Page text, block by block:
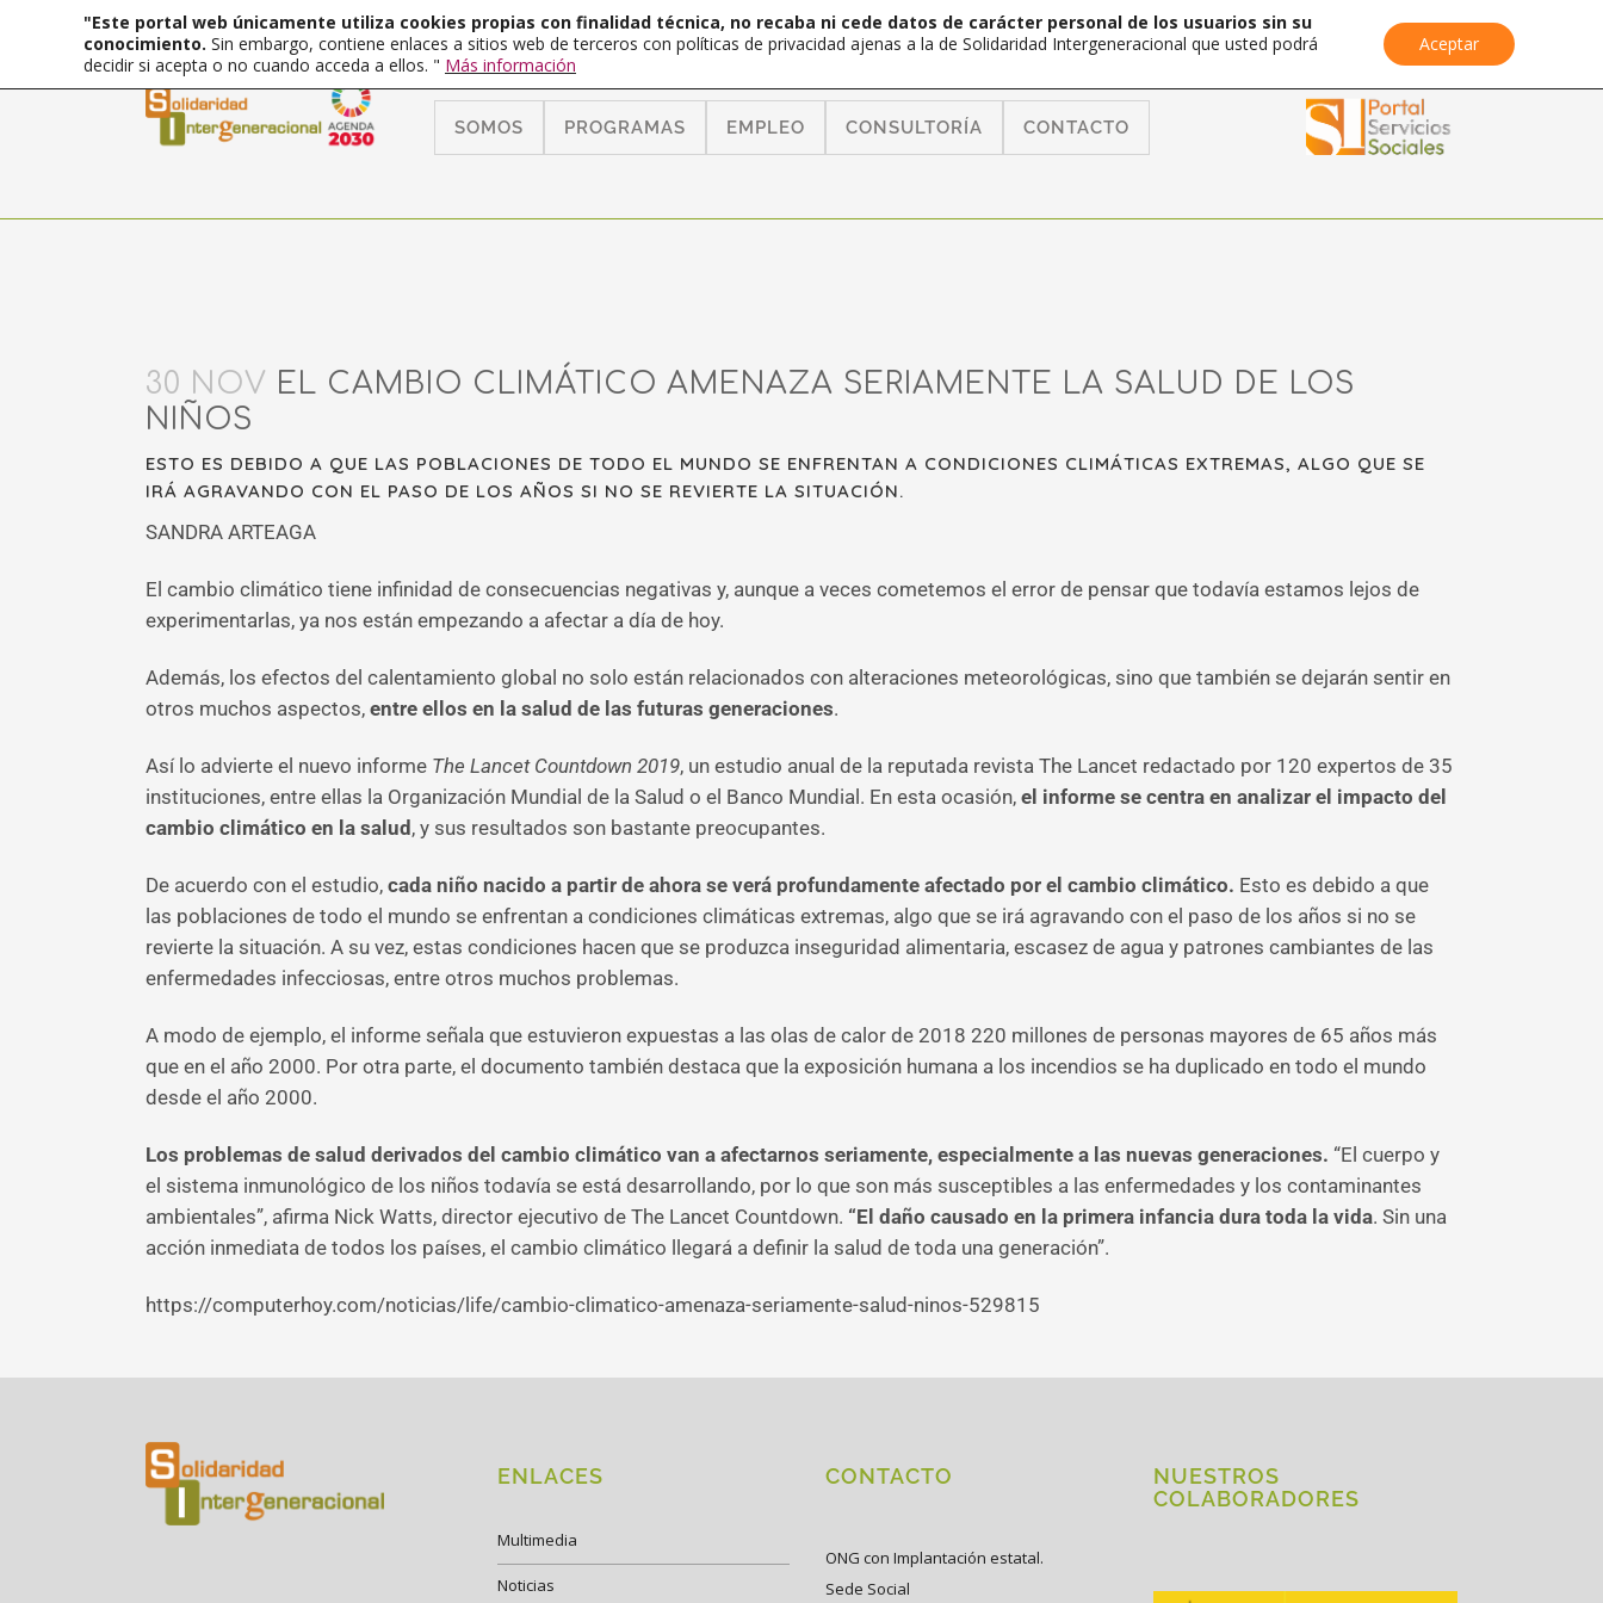
SOMOS PROGRAMAS EMPLEO CONSULTORÍA CONTACTO
30 NOV EL CAMBIO CLIMÁTICO AMENAZA SERIAMENTE LA SALUD DE LOS
NIÑOS
ESTO ES DEBIDO A QUE LAS POBLACIONES DE TODO EL MUNDO SE ENFRENTAN A CONDICIONES CLIMÁTICAS EXTREMAS, ALGO QUE SE
IRÁ AGRAVANDO CON EL PASO DE LOS AÑOS SI NO SE REVIERTE LA SITUACIÓN.
SANDRA ARTEAGA
El cambio climático tiene infinidad de consecuencias negativas y, aunque a veces cometemos el error de pensar que todavía estamos lejos de
experimentarlas, ya nos están empezando a afectar a día de hoy.
Además, los efectos del calentamiento global no solo están relacionados con alteraciones meteorológicas, sino que también se dejarán sentir en
otros muchos aspectos, entre ellos en la salud de las futuras generaciones.
Así lo advierte el nuevo informe The Lancet Countdown 2019, un estudio anual de la reputada revista The Lancet redactado por 120 expertos de 35
instituciones, entre ellas la Organización Mundial de la Salud o el Banco Mundial. En esta ocasión, el informe se centra en analizar el impacto del
cambio climático en la salud , y sus resultados son bastante preocupantes.
De acuerdo con el estudio, cada niño nacido a partir de ahora se verá profundamente afectado por el cambio climático. Esto es debido a que
las poblaciones de todo el mundo se enfrentan a condiciones climáticas extremas, algo que se irá agravando con el paso de los años si no se
revierte la situación. A su vez, estas condiciones hacen que se produzca inseguridad alimentaria, escasez de agua y patrones cambiantes de las
enfermedades infecciosas, entre otros muchos problemas.
A modo de ejemplo, el informe señala que estuvieron expuestas a las olas de calor de 2018 220 millones de personas mayores de 65 años más
que en el año 2000. Por otra parte, el documento también destaca que la exposición humana a los incendios se ha duplicado en todo el mundo
desde el año 2000.
Los problemas de salud derivados del cambio climático van a afectarnos seriamente, especialmente a las nuevas generaciones. “El cuerpo y
el sistema inmunológico de los niños todavía se está desarrollando, por lo que son más susceptibles a las enfermedades y los contaminantes
ambientales”, afirma Nick Watts, director ejecutivo de The Lancet Countdown. “El daño causado en la primera infancia dura toda la vida. Sin una
acción inmediata de todos los países, el cambio climático llegará a definir la salud de toda una generación”.
https://computerhoy.com/noticias/life/cambio-climatico-amenaza-seriamente-salud-ninos-529815
ENLACES
Multimedia
Noticias
CONTACTO
ONG con Implantación estatal.
Sede Social
NUESTROS
COLABORADORES
"Este portal web únicamente utiliza cookies propias con finalidad técnica, no recaba ni cede datos de carácter personal de los usuarios sin su
conocimiento. Sin embargo, contiene enlaces a sitios web de terceros con políticas de privacidad ajenas a la de Solidaridad Intergeneracional que usted podrá
decidir si acepta o no cuando acceda a ellos. " Más información
Aceptar